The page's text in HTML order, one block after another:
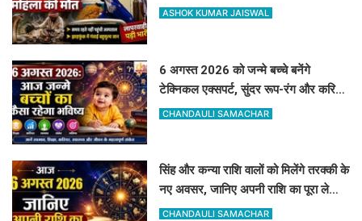
गर्भवती की जान
ASHOK KUMAR JAISWAL
6 अगस्त 2026 को जन्मे बच्चे बनेंगे
टेक्निकल एक्सपर्ट, सुंदर रूप-रंग और करियर
में मिलेगी शानदार सफलता
CHANDAULI SAMACHAR
सिंह और कन्या राशि वालों को मिलेंगे तरक्की के
नए अवसर, जानिए अपनी राशि का पूरा लेखा-
जोखा
CHANDAULI SAMACHAR